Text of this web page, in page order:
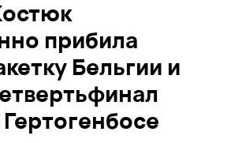
прибила
Бельгии и